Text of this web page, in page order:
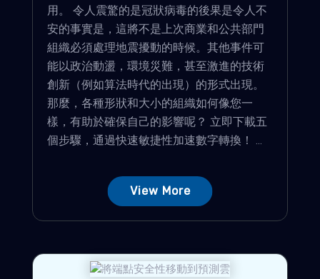
用。 令人震驚的是冠狀病毒的後果是令人不
安的事實是，這將不是上次商業和公共部門
組織必須處理地震擾動的時候。其他事件可
能以政治動盪，環境災難，甚至激進的技術
創新（例如算法時代的出現）的形式出現。
那麼，各種形狀和大小的組織如何像您一
樣，有助於確保自己的影響呢？ 立即下載五
個步驟，通過快速敏捷性加速數字轉換！ ...
View More